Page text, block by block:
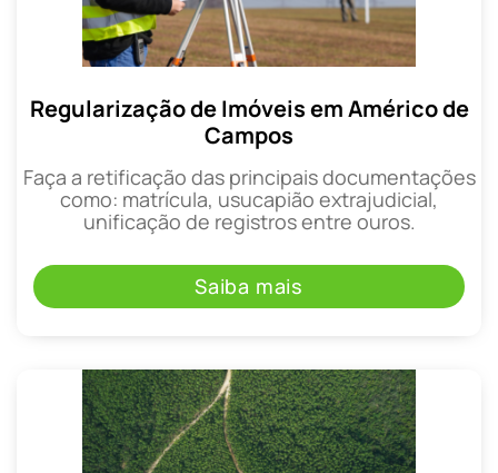
Regularização de Imóveis em Américo de
Campos
Faça a retificação das principais documentações
como: matrícula, usucapião extrajudicial,
unificação de registros entre ouros.
Saiba mais